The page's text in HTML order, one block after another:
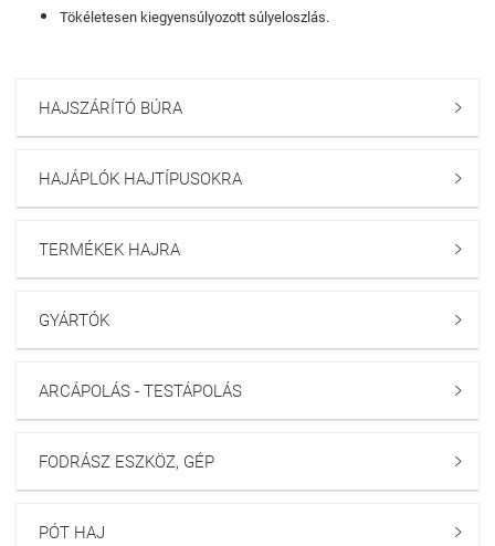
Tökéletesen kiegyensúlyozott súlyeloszlás.
HAJSZÁRÍTÓ BÚRA 
HAJÁPLÓK HAJTÍPUSOKRA 
TERMÉKEK HAJRA 
GYÁRTÓK 
ARCÁPOLÁS - TESTÁPOLÁS 
FODRÁSZ ESZKÖZ, GÉP 
PÓT HAJ 